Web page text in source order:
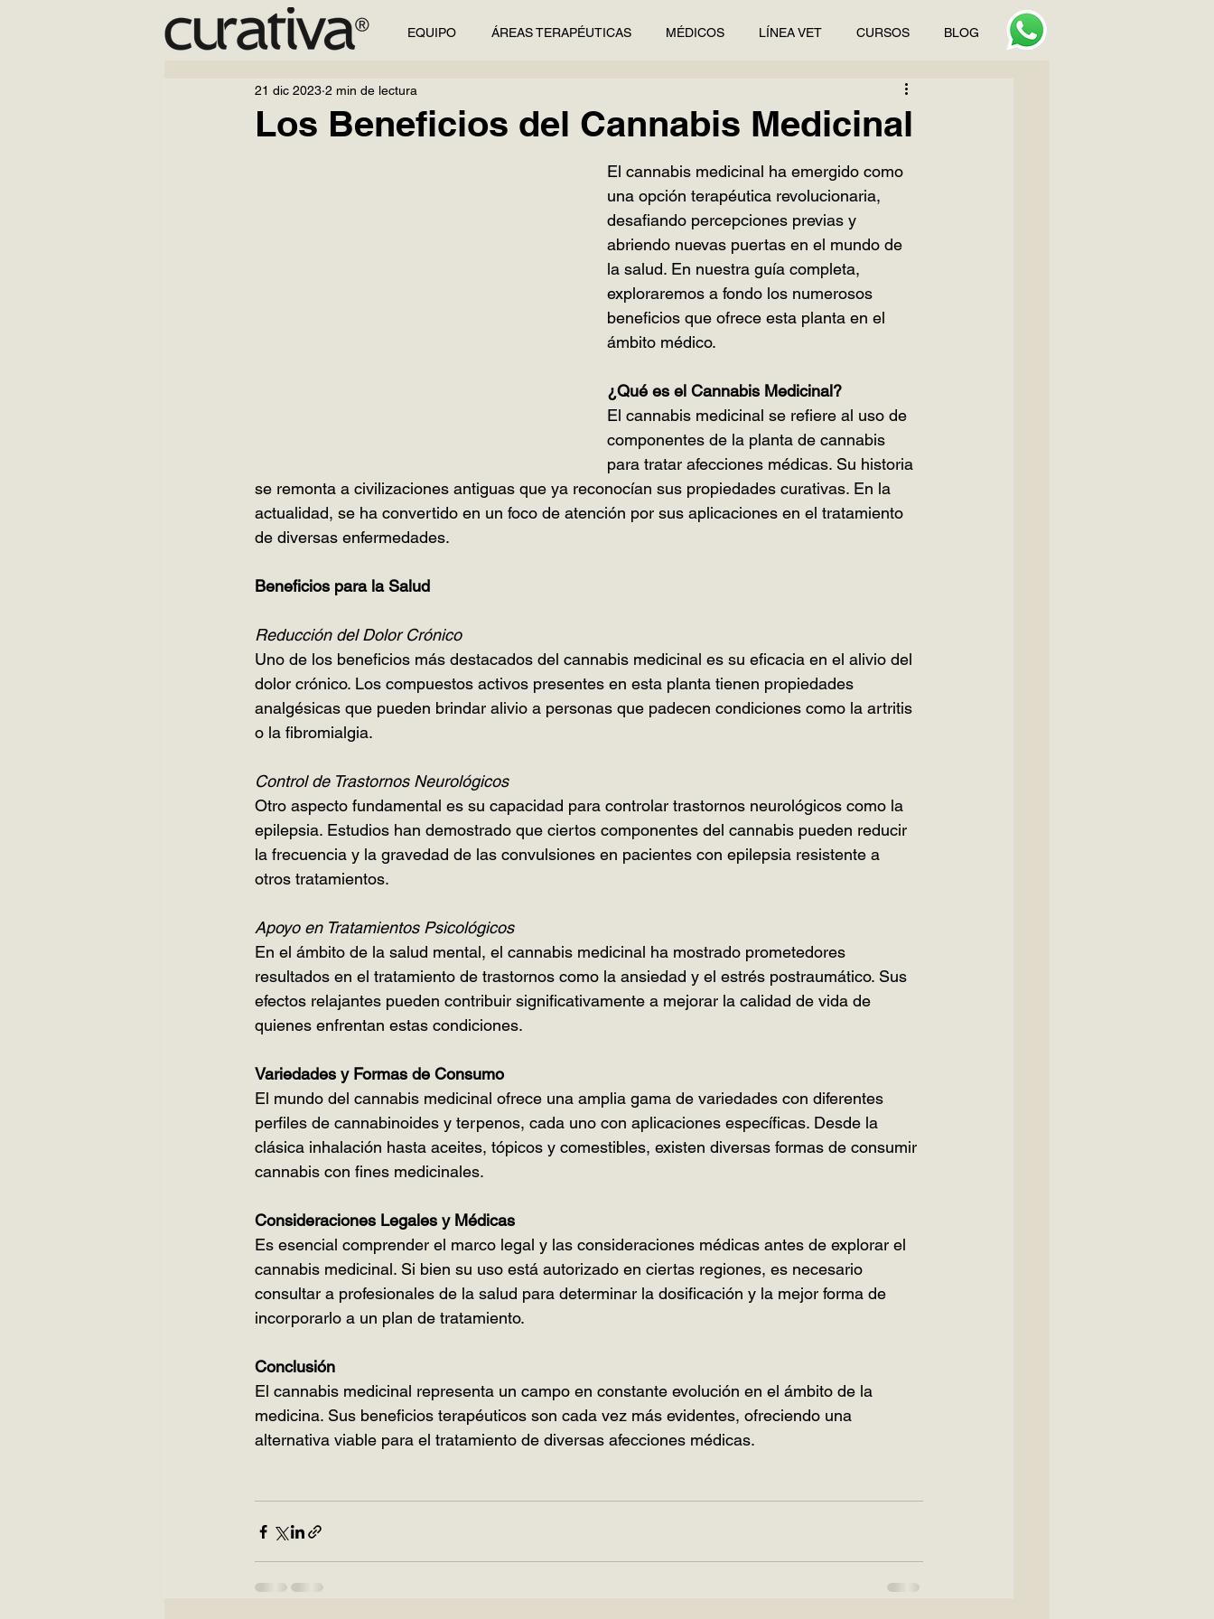
EQUIPO ÁREAS TERAPÉUTICAS MÉDICOS LÍNEA VET CURSOS BLOG
Los Beneficios del Cannabis Medicinal
21 dic 2023 2 min de lectura
El cannabis medicinal ha emergido como
una opción terapéutica revolucionaria,
desafiando percepciones previas y
abriendo nuevas puertas en el mundo de
la salud. En nuestra guía completa,
exploraremos a fondo los numerosos
beneficios que ofrece esta planta en el
ámbito médico.
¿Qué es el Cannabis Medicinal?
El cannabis medicinal se refiere al uso de
componentes de la planta de cannabis
para tratar afecciones médicas. Su historia
se remonta a civilizaciones antiguas que ya reconocían sus propiedades curativas. En la
actualidad, se ha convertido en un foco de atención por sus aplicaciones en el tratamiento
de diversas enfermedades.
Beneficios para la Salud
Reducción del Dolor Crónico
Uno de los beneficios más destacados del cannabis medicinal es su eficacia en el alivio del
dolor crónico. Los compuestos activos presentes en esta planta tienen propiedades
analgésicas que pueden brindar alivio a personas que padecen condiciones como la artritis
o la fibromialgia.
Control de Trastornos Neurológicos
Otro aspecto fundamental es su capacidad para controlar trastornos neurológicos como la
epilepsia. Estudios han demostrado que ciertos componentes del cannabis pueden reducir
la frecuencia y la gravedad de las convulsiones en pacientes con epilepsia resistente a
otros tratamientos.
Apoyo en Tratamientos Psicológicos
En el ámbito de la salud mental, el cannabis medicinal ha mostrado prometedores
resultados en el tratamiento de trastornos como la ansiedad y el estrés postraumático. Sus
efectos relajantes pueden contribuir significativamente a mejorar la calidad de vida de
quienes enfrentan estas condiciones.
Variedades y Formas de Consumo
El mundo del cannabis medicinal ofrece una amplia gama de variedades con diferentes
perfiles de cannabinoides y terpenos, cada uno con aplicaciones específicas. Desde la
clásica inhalación hasta aceites, tópicos y comestibles, existen diversas formas de consumir
cannabis con fines medicinales.
Consideraciones Legales y Médicas
Es esencial comprender el marco legal y las consideraciones médicas antes de explorar el
cannabis medicinal. Si bien su uso está autorizado en ciertas regiones, es necesario
consultar a profesionales de la salud para determinar la dosificación y la mejor forma de
incorporarlo a un plan de tratamiento.
Conclusión
El cannabis medicinal representa un campo en constante evolución en el ámbito de la
medicina. Sus beneficios terapéuticos son cada vez más evidentes, ofreciendo una
alternativa viable para el tratamiento de diversas afecciones médicas.